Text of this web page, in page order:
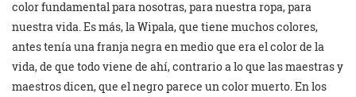
color fundamental para nosotras, para nuestra ropa, para
nuestra vida. Es más, la Wipala, que tiene muchos colores,
antes tenía una franja negra en medio que era el color de la
vida, de que todo viene de ahí, contrario a lo que las maestras y
maestros dicen, que el negro parece un color muerto. En los